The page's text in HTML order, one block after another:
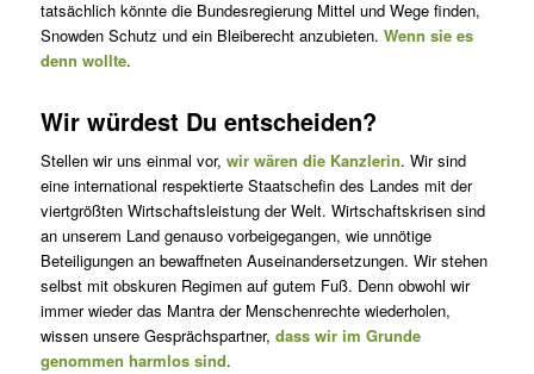
tatsächlich könnte die Bundesregierung Mittel und Wege finden,
Snowden Schutz und ein Bleiberecht anzubieten. Wenn sie es
denn wollte.
Wir würdest Du entscheiden?
Stellen wir uns einmal vor, wir wären die Kanzlerin. Wir sind
eine international respektierte Staatschefin des Landes mit der
viertgrößten Wirtschaftsleistung der Welt. Wirtschaftskrisen sind
an unserem Land genauso vorbeigegangen, wie unnötige
Beteiligungen an bewaffneten Auseinandersetzungen. Wir stehen
selbst mit obskuren Regimen auf gutem Fuß. Denn obwohl wir
immer wieder das Mantra der Menschenrechte wiederholen,
wissen unsere Gesprächspartner, dass wir im Grunde
genommen harmlos sind.